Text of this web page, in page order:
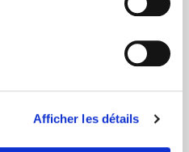
Afficher les détails